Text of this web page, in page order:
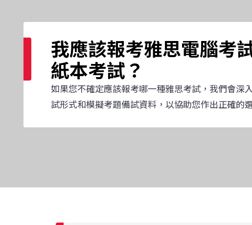
我應該報考雅思電腦考
紙本考試？
如果您不確定應該報考哪一種雅思考試，我們會深
試形式和模擬考題備試資料，以協助您作出正確的